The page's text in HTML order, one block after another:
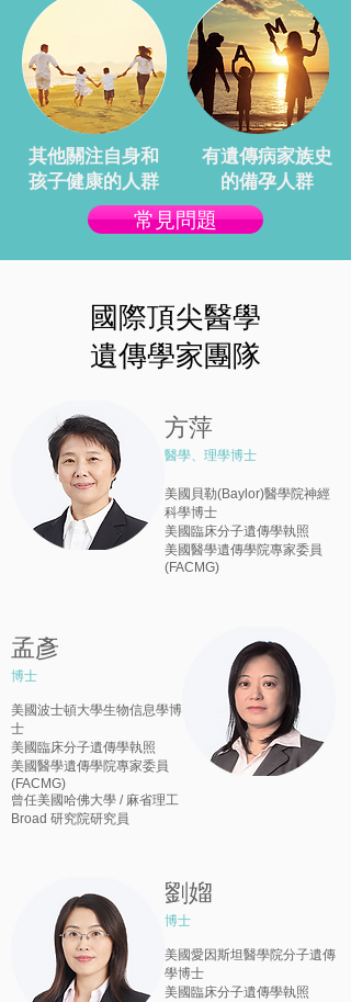
有遺傳病家族史
的備孕人群
其他關注自身和
孩子健康的人群
常見問題
國際頂尖醫學
遺傳學家團隊
方萍
醫學、理學博士
美國貝勒(Baylor)醫學院神經
科學博士
美國臨床分子遺傳學執照
美國醫學遺傳學院專家委員
(FACMG)
孟彥
博士
美國波士頓大學生物信息學博
士
美國臨床分子遺傳學執照
美國醫學遺傳學院專家委員
(FACMG)
曾任美國哈佛大學 / 麻省理工
Broad 研究院研究員
劉媹
博士
美國愛因斯坦醫學院分子遺傳
學博士
美國臨床分子遺傳學執照